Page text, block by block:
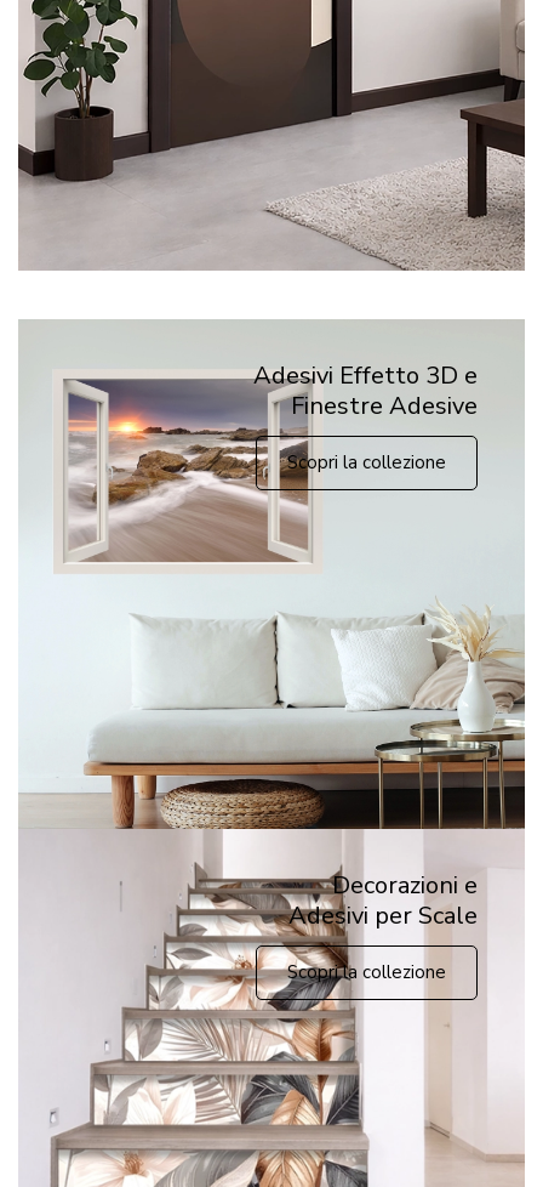
Adesivi Effetto 3D e
Finestre Adesive
Scopri la collezione
Decorazioni e
Adesivi per Scale
Scopri la collezione